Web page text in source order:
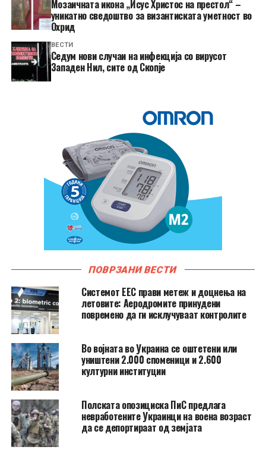
Мозаичната икона „Исус Христос на престол“ –
уникатно сведоштво за византиската уметност во
Охрид
ВЕСТИ
Седум нови случаи на инфекција со вирусот
Западен Нил, сите од Скопје
ПОВРЗАНИ ВЕСТИ
Системот ЕЕС прави метеж и доцнења на
летовите: Аеродромите принудени
повремено да ги исклучуваат контролите
Во војната во Украина се оштетени или
уништени 2.000 споменици и 2.600
културни институции
Полската опозициска ПиС предлага
невработените Украинци на воена возраст
да се депортираат од земјата